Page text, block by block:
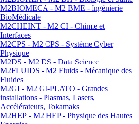
M2BIOMECA - M2 BME - Ingénierie
BioMédicale
M2CHEINT - M2 CI - Chimie et
Interfaces
M2CPS - M2 CPS - Système Cyber
Physique
M2DS - M2 DS - Data Science
M2FLUIDS - M2 Fluids - Mécanique des
Fluides
M2GI - M2 GI-PLATO - Grandes
installations - Plasmas, Lasers,
Accélérateurs, Tokamaks
M2HEP - M2 HEP - Physique des Hautes